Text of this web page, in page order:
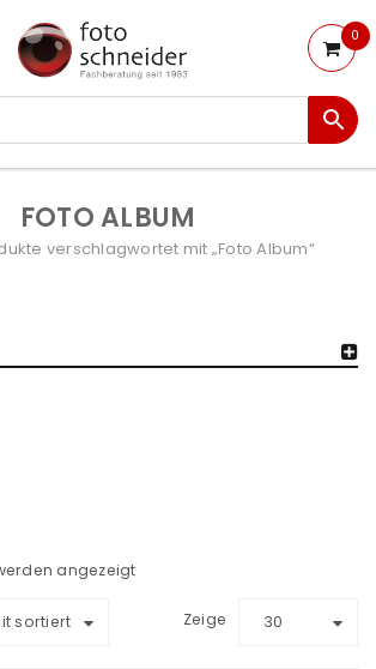
0
FOTO ALBUM
verschlagwortet mit „Foto Album“
angezeigt
sortiert Zeige 30